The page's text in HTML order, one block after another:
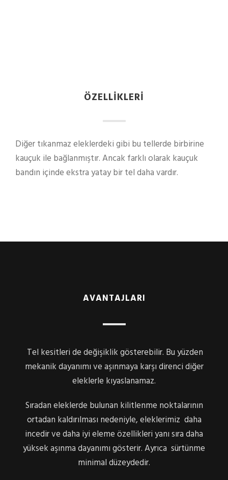
ÖZELLIKLERI
Diğer tıkanmaz eleklerdeki gibi bu tellerde birbirine
kauçuk ile bağlanmıştır. Ancak farklı olarak kauçuk
bandın içinde ekstra yatay bir tel daha vardır.
AVANTAJLARI
Tel kesitleri de değişiklik gösterebilir. Bu yüzden
mekanik dayanımı ve aşınmaya karşı direnci diğer
eleklerle kıyaslanamaz.
Sıradan eleklerde bulunan kilitlenme noktalarının
ortadan kaldırılması nedeniyle, eleklerimiz daha
incedir ve daha iyi eleme özellikleri yanı sıra daha
yüksek aşınma dayanımı gösterir. Ayrıca sürtünme
minimal düzeydedir.